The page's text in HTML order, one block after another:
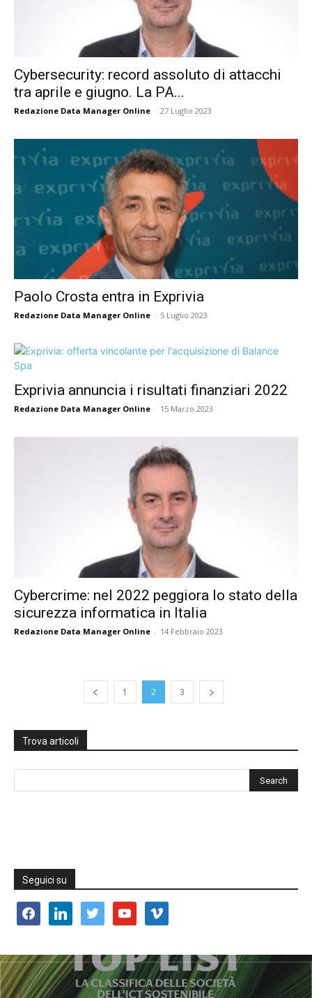
Cybersecurity: record assoluto di attacchi
tra aprile e giugno. La PA...
Redazione Data Manager Online - 27 Luglio 2023
Paolo Crosta entra in Exprivia
Redazione Data Manager Online - 5 Luglio 2023
Exprivia annuncia i risultati finanziari 2022
Redazione Data Manager Online - 15 Marzo 2023
Cybercrime: nel 2022 peggiora lo stato della
sicurezza informatica in Italia
Redazione Data Manager Online - 14 Febbraio 2023
1 2 3
Trova articoli
Seguici su
facebooklinkedin twitter youtube vimeo